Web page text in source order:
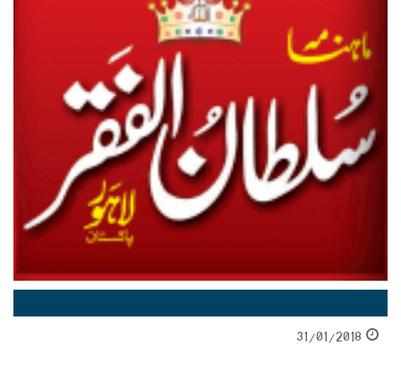
31/01/2018